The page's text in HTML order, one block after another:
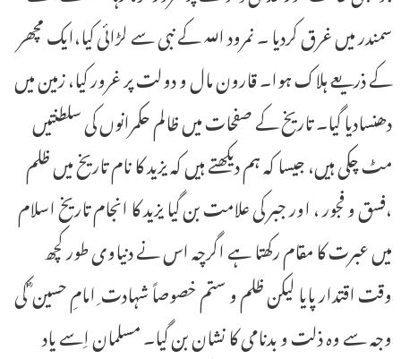
سمندر میں غرق کردیا ۔ نمرود اللہ کے نبی سے لڑائی کیا،ایک مچھر
کے ذریعے ہلاک ہوا۔ قارون مال و دولت پر غرور کیا، زمین میں
دھنسادیا گیا۔ تاریخ کے صفحات میں ظالم حکمرانوں کی سلطنتیں
مٹ چکی ہیں، جیسا کہ ہم دیکھتے ہیں کہ یزید کا نام تاریخ میں ظلم
،فسق و فجور ، اور جبر کی علامت بن گیا یزید کا انجام تاریخ اسلام
میں عبرت کا مقام رکھتا ہے اگرچہ اس نے دنیاوی طور کچھ
وقت اقتدار پایا لیکن ظلم و ستم خصوصاً شہادت ِ امامِ حسین ؓ کی
وجہ سے وہ ذلت و بدنامی کا نشان بن گیا۔ مسلمان اِسے یاد